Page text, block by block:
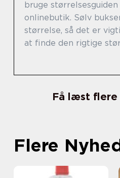
bruge
onlinebutik. Sølv
størrelse, så det er
at finde den rigtige
Få læst
Flere